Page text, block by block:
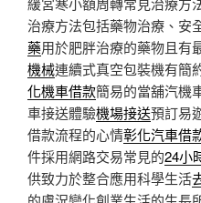
治療方法包括藥物治療、安
藥用於肥胖治療的藥物且有
機械連續式真空包裝機有簡
化機車借款簡易的當舖汽機
車接送體驗機場接送預訂易
借款流程的心情彰化汽車借
件採用網路交易常見的24小
供致力於整合應用科學生活